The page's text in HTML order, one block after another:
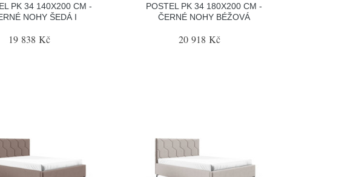
PK 34 140X200 CM -
NOHY ŠEDÁ I
19 838 Kč
POSTEL PK 34 180X200 CM -
ČERNÉ NOHY BÉŽOVÁ
20 918 Kč